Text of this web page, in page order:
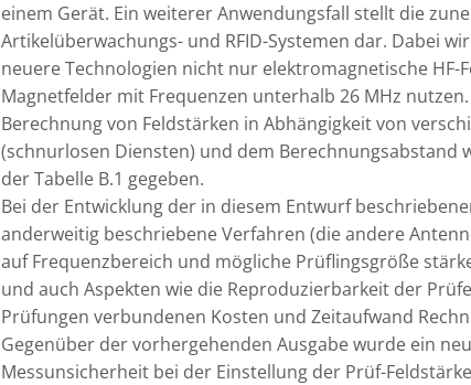
einem Gerät. Ein weiterer Anwendungsfall stellt die
Artikelüberwachungs- und RFID-Systemen dar. Dabei
neuere Technologien nicht nur elektromagnetische
Magnetfelder mit Frequenzen unterhalb 26 MHz
Berechnung von Feldstärken in Abhängigkeit von
(schnurlosen Diensten) und dem Berechnungsabstand
der Tabelle B.1 gegeben.
Bei der Entwicklung der in diesem Entwurf
anderweitig beschriebene Verfahren (die andere
auf Frequenzbereich und mögliche Prüflingsgröße
und auch Aspekten wie die Reproduzierbarkeit der
Prüfungen verbundenen Kosten und Zeitaufwand
Gegenüber der vorhergehenden Ausgabe wurde ein
Messunsicherheit bei der Einstellung der Prüf-